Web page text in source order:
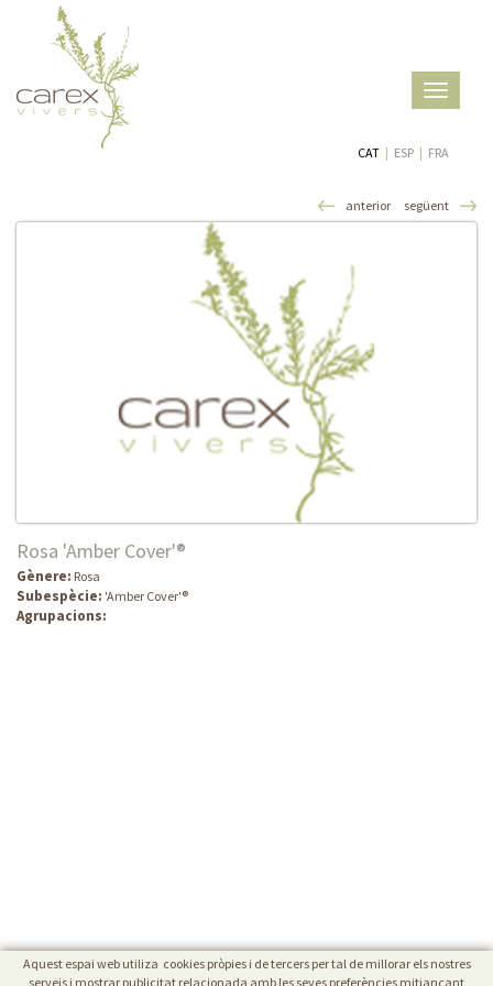
Toggle
CAT | ESP | FRA
anterior següent
Rosa 'Amber Cover'®
Gènere: Rosa
Subespècie: 'Amber Cover'®
Agrupacions:
Aquest espai web utiliza cookies pròpies i de tercers per tal de millorar els nostres
serveis i mostrar publicitat relacionada amb les seves preferències mitjançant